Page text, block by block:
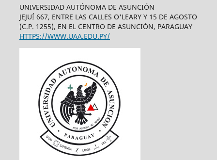
UNIVERSIDAD AUTÓNOMA DE ASUNCIÓN
JEJUÍ 667, ENTRE LAS CALLES O'LEARY Y 15 DE AGOSTO
(C.P. 1255), EN EL CENTRO DE ASUNCIÓN, PARAGUAY
HTTPS://WWW.UAA.EDU.PY/